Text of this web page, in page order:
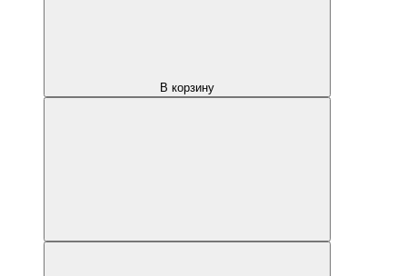
В корзину